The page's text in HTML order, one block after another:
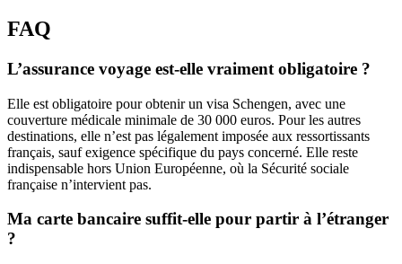
FAQ
L’assurance voyage est-elle vraiment obligatoire ?
Elle est obligatoire pour obtenir un visa Schengen, avec une
couverture médicale minimale de 30 000 euros. Pour les autres
destinations, elle n’est pas légalement imposée aux ressortissants
français, sauf exigence spécifique du pays concerné. Elle reste
indispensable hors Union Européenne, où la Sécurité sociale
française n’intervient pas.
Ma carte bancaire suffit-elle pour partir à l’étranger
?